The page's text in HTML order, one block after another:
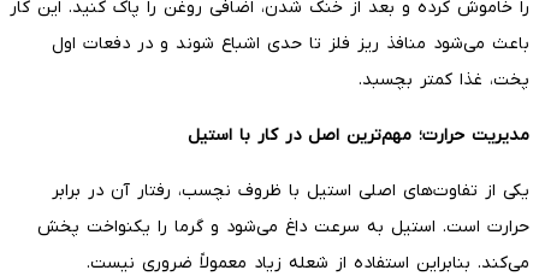
را خاموش کرده و بعد از خنک شدن، اضافی روغن را پاک کنید. این کار
باعث می‌شود منافذ ریز فلز تا حدی اشباع شوند و در دفعات اول
پخت، غذا کمتر بچسبد.
مدیریت حرارت؛ مهم‌ترین اصل در کار با استیل
یکی از تفاوت‌های اصلی استیل با ظروف نچسب، رفتار آن در برابر
حرارت است. استیل به سرعت داغ می‌شود و گرما را یکنواخت پخش
می‌کند. بنابراین استفاده از شعله زیاد معمولاً ضروری نیست.